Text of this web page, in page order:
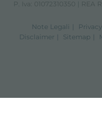
P. Iva: 01072310350 | REA
Note Legali
Disclaimer
Sitemap